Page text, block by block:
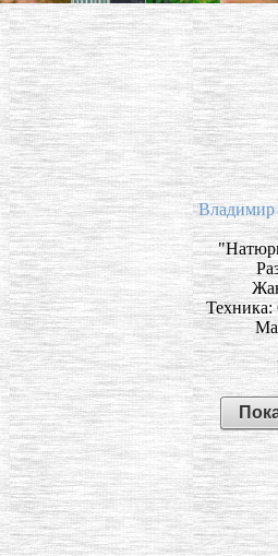
Владимир
Техника: